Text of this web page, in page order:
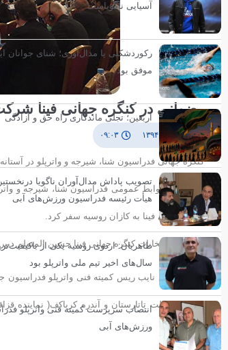
رضوانی در کنگره جهانی فینا
۳ مرداد ۱۳۹۴ ۰۹:۰۳
کنگره جهانی فدراسیون شنا، شیرجه و واترپلو در
به گزارش روابط عمومی فدراسیون شنا، شیرجه و
کنگره جهانی فینا به کازان روسیه سفر کرد.
در جریان انتخابات کنگره جهانی فینا حسین المسلم
خسرو امینی نایب ریس کمیته فنی واترپلو
جمعوری ایالت تاتارستان و آندره کریاکف(
داشتند.
آسیایی ناگویاست
رکوردشکنی یا مدال‌آوری؛ شنای جوانان
موفق بود؟
اربعین؛ تجلی ماندگاری راه حق و آزادگی
تصویب پاداش مدال‌آوران ناگویا
هیأت رئیسه فدراسیون ورزش‌های آبی
طاهریان: اردوی روسیه یکی از
سال‌های اخیر تیم ملی واترپلو بود
انتصاب سرپرست کمیته فنی واترپلو
ورزش‌های آبی